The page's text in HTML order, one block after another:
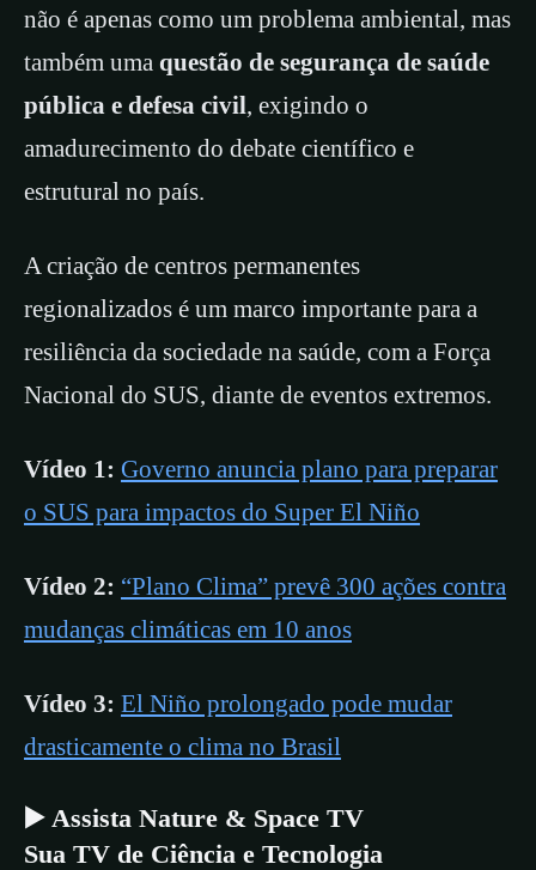
não é apenas como um problema ambiental, mas
também uma questão de segurança de saúde
pública e defesa civil, exigindo o
amadurecimento do debate científico e
estrutural no país.
A criação de centros permanentes
regionalizados é um marco importante para a
resiliência da sociedade na saúde, com a Força
Nacional do SUS, diante de eventos extremos.
Vídeo 1: Governo anuncia plano para preparar
o SUS para impactos do Super El Niño
Vídeo 2: “Plano Clima” prevê 300 ações contra
mudanças climáticas em 10 anos
Vídeo 3: El Niño prolongado pode mudar
drasticamente o clima no Brasil
▶️ Assista Nature & Space TV
Sua TV de Ciência e Tecnologia